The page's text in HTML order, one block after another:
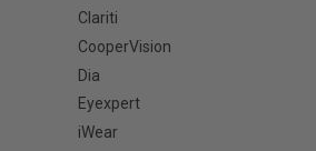
Clariti
CooperVision
Dia
Eyexpert
iWear